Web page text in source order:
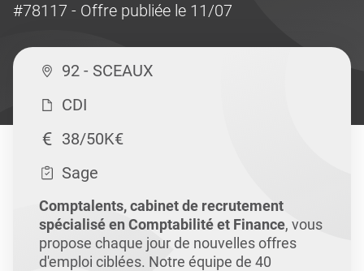
#78117 - Offre publiée le 11/07
92 - SCEAUX
CDI
38/50K€
Sage
Comptalents, cabinet de recrutement
spécialisé en Comptabilité et Finance, vous
propose chaque jour de nouvelles offres
d'emploi ciblées. Notre équipe de 40